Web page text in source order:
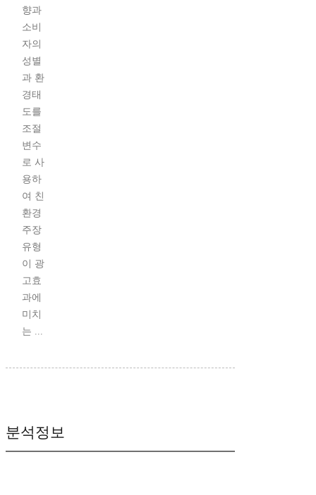
향과
소비
자의
성별
과 환
경태
도를
조절
변수
로 사
용하
여 친
환경
주장
유형
이 광
고효
과에
미치
는 ...
분석정보